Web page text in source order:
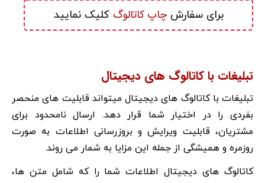
برای سفارش چاپ کاتالوگ کلیک نمایید
تبلیغات با کاتالوگ های دیجیتال
تبلیغات با کاتالوگ های دیجیتال میتواند قابلیت های منحصر
بفردی را در اختیار شما قرار دهد. ارسال نامحدود برای
مشتریان، قابلیت ویرایش و بروزرسانی اطلاعات به صورت
روزمره و همیشگی از جمله این مزایا به شمار می روند.
کاتالوگ های دیجیتال اطلاعات شما را که شامل متن ها،